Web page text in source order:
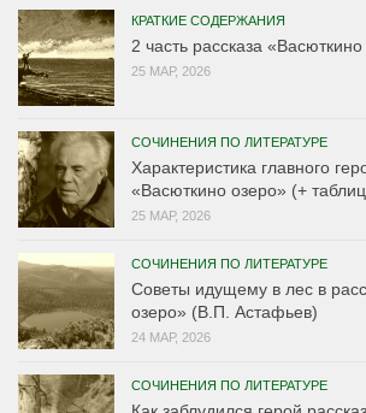
КРАТКИЕ СОДЕРЖАНИЯ
2 часть рассказа
25 МАР, 2026
СОЧИНЕНИЯ ПО ЛИТЕРАТУРЕ
Характеристика главного
«Васюткино озеро» (+
25 МАР, 2026
СОЧИНЕНИЯ ПО ЛИТЕРАТУРЕ
Советы идущему в лес в
озеро» (В.П. Астафьев)
24 МАР, 2026
СОЧИНЕНИЯ ПО ЛИТЕРАТУРЕ